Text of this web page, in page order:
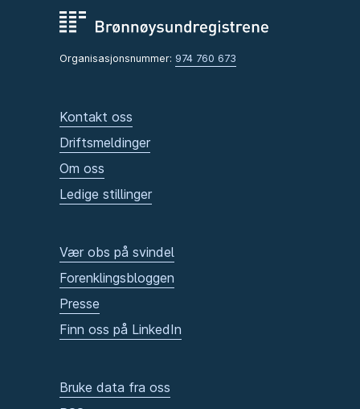
Organisasjonsnummer: 974 760 673
Kontakt oss
Driftsmeldinger
Om oss
Ledige stillinger
Vær obs på svindel
Forenklingsbloggen
Presse
Finn oss på LinkedIn
Bruke data fra oss